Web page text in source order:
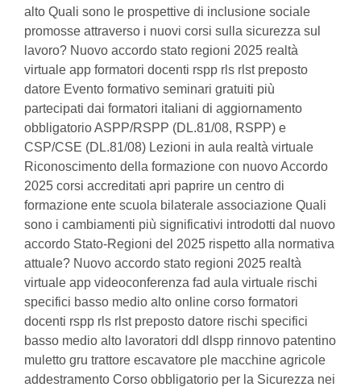
alto Quali sono le prospettive di inclusione sociale
promosse attraverso i nuovi corsi sulla sicurezza sul
lavoro? Nuovo accordo stato regioni 2025 realtà
virtuale app formatori docenti rspp rls rlst preposto
datore Evento formativo seminari gratuiti più
partecipati dai formatori italiani di aggiornamento
obbligatorio ASPP/RSPP (DL.81/08, RSPP) e
CSP/CSE (DL.81/08) Lezioni in aula realtà virtuale
Riconoscimento della formazione con nuovo Accordo
2025 corsi accreditati apri paprire un centro di
formazione ente scuola bilaterale associazione Quali
sono i cambiamenti più significativi introdotti dal nuovo
accordo Stato-Regioni del 2025 rispetto alla normativa
attuale? Nuovo accordo stato regioni 2025 realtà
virtuale app videoconferenza fad aula virtuale rischi
specifici basso medio alto online corso formatori
docenti rspp rls rlst preposto datore rischi specifici
basso medio alto lavoratori ddl dlspp rinnovo patentino
muletto gru trattore escavatore ple macchine agricole
addestramento Corso obbligatorio per la Sicurezza nei